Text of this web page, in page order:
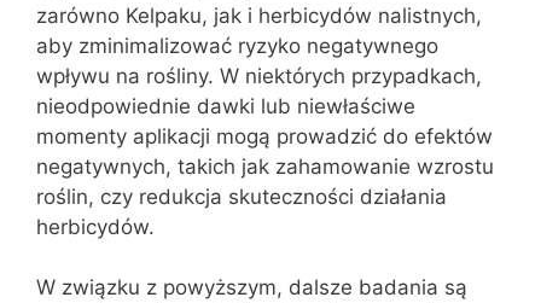
zarówno Kelpaku, jak i herbicydów nalistnych,
aby zminimalizować ryzyko negatywnego
wpływu na rośliny. W niektórych przypadkach,
nieodpowiednie dawki lub niewłaściwe
momenty aplikacji mogą prowadzić do efektów
negatywnych, takich jak zahamowanie wzrostu
roślin, czy redukcja skuteczności działania
herbicydów.
W związku z powyższym, dalsze badania są